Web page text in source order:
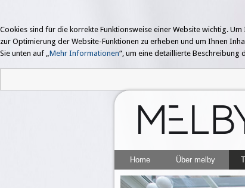
Cookies sind für die korrekte Funktionsweise einer Website wichtig.
zur Optimierung der Website-Funktionen zu erheben und um Ihnen
Sie unten auf „Mehr Informationen“, um eine detaillierte Beschreibung
Home Über melby